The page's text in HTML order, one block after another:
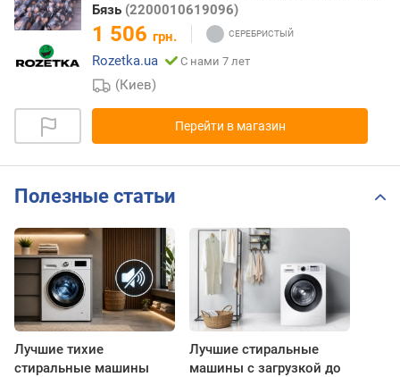
Бязь (2200010619096)
1 506 грн.
Rozetka.ua
С нами 7 лет
(Киев)
Перейти в магазин
Полезные статьи
Лучшие тихие
стиральные машины
Лучшие стиральные
машины с загрузкой до